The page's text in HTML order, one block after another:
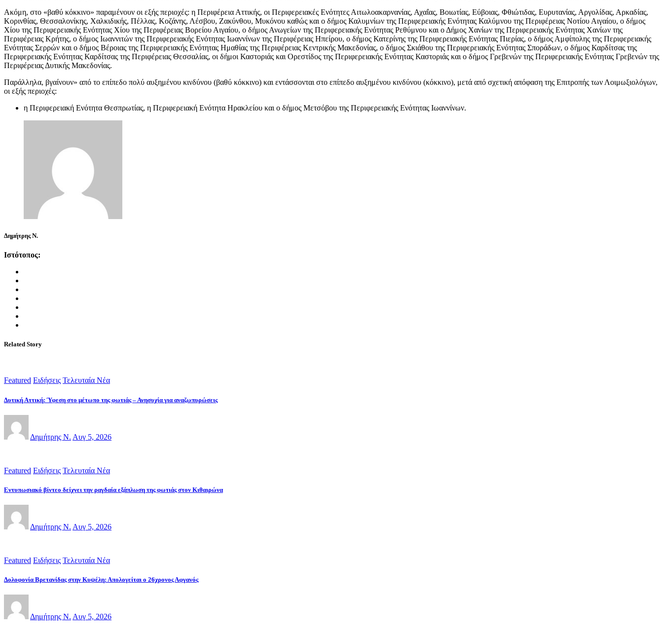
Ακόμη, στο «βαθύ κόκκινο» παραμένουν οι εξής περιοχές: η Περιφέρεια Αττικής, οι Περιφερειακές Ενότητες Αιτωλοακαρνανίας, Αχαΐας, Βοιωτίας, Εύβοιας, Φθιώτιδας, Ευρυτανίας, Αργολίδας, Αρκαδίας,
Κορινθίας, Θεσσαλονίκης, Χαλκιδικής, Πέλλας, Κοζάνης, Λέσβου, Ζακύνθου, Μυκόνου καθώς και ο δήμος Καλυμνίων της Περιφερειακής Ενότητας Καλύμνου της Περιφέρειας Νοτίου Αιγαίου, ο δήμος
Χίου της Περιφερειακής Ενότητας Χίου της Περιφέρειας Βορείου Αιγαίου, ο δήμος Ανωγείων της Περιφερειακής Ενότητας Ρεθύμνου και ο Δήμος Χανίων της Περιφερειακής Ενότητας Χανίων της
Περιφέρειας Κρήτης, ο δήμος Ιωαννιτών της Περιφερειακής Ενότητας Ιωαννίνων της Περιφέρειας Ηπείρου, ο δήμος Κατερίνης της Περιφερειακής Ενότητας Πιερίας, ο δήμος Αμφίπολης της Περιφερειακής
Ενότητας Σερρών και ο δήμος Βέροιας της Περιφερειακής Ενότητας Ημαθίας της Περιφέρειας Κεντρικής Μακεδονίας, ο δήμος Σκιάθου της Περιφερειακής Ενότητας Σποράδων, ο δήμος Καρδίτσας της
Περιφερειακής Ενότητας Καρδίτσας της Περιφέρειας Θεσσαλίας, οι δήμοι Καστοριάς και Ορεστίδος της Περιφερειακής Ενότητας Καστοριάς και ο δήμος Γρεβενών της Περιφερειακής Ενότητας Γρεβενών της
Περιφέρειας Δυτικής Μακεδονίας.
Παράλληλα, βγαίνουν» από το επίπεδο πολύ αυξημένου κινδύνου (βαθύ κόκκινο) και εντάσσονται στο επίπεδο αυξημένου κινδύνου (κόκκινο), μετά από σχετική απόφαση της Επιτροπής των Λοιμωξιολόγων,
οι εξής περιοχές:
η Περιφερειακή Ενότητα Θεσπρωτίας, η Περιφερειακή Ενότητα Ηρακλείου και ο δήμος Μετσόβου της Περιφερειακής Ενότητας Ιωαννίνων.
Δημήτρης Ν.
Ιστότοπος:
Related Story
Featured Ειδήσεις Τελευταία Νέα
Δυτική Αττική: Ύφεση στο μέτωπο της φωτιάς – Ανησυχία για αναζωπυρώσεις
Δημήτρης Ν. Αυγ 5, 2026
Featured Ειδήσεις Τελευταία Νέα
Εντυπωσιακό βίντεο δείχνει την ραγδαία εξάπλωση της φωτιάς στον Κιθαιρώνα
Δημήτρης Ν. Αυγ 5, 2026
Featured Ειδήσεις Τελευταία Νέα
Δολοφονία Βρετανίδας στην Κυψέλη: Απολογείται ο 26χρονος Αφγανός
Δημήτρης Ν. Αυγ 5, 2026